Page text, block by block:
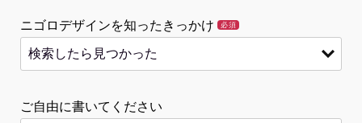
ニゴロデザインを知ったきっかけ 必須
ご自由に書いてください